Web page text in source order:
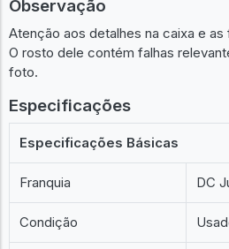
Observação
Atenção aos detalhes na caixa e as
O rosto dele contém falhas
foto.
Especificações
Especificações Básicas
Franquia DC
Condição